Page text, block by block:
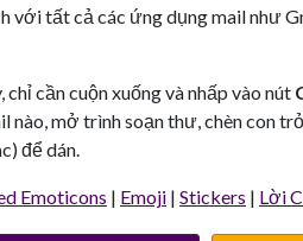
với tất cả các ứng dụng mail như
cần cuộn xuống và nhấp vào nút
mở trình soạn thư, chèn con
để dán.
Emoticons | Emoji | Stickers | Lời